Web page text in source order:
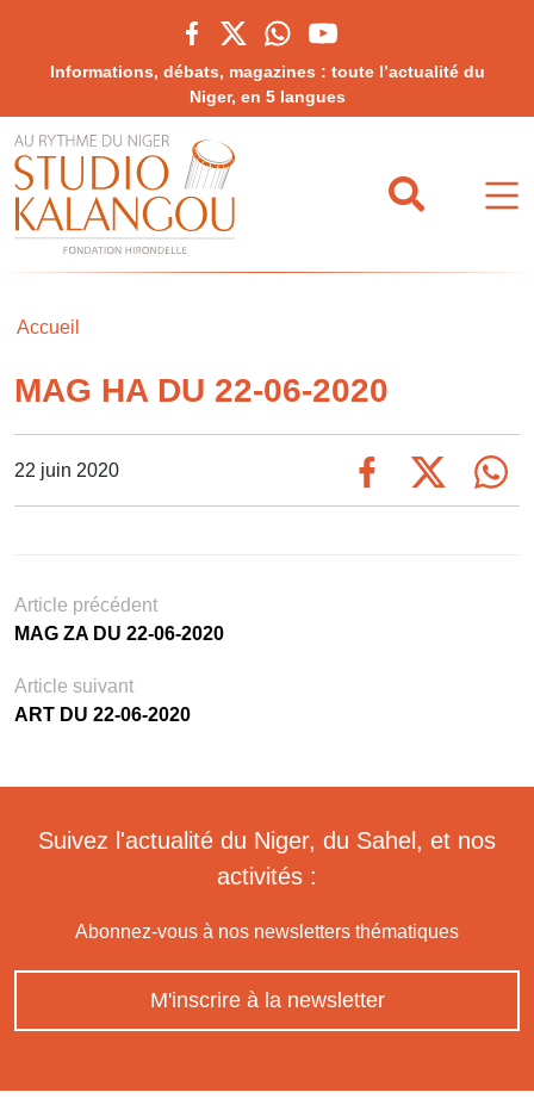
Informations, débats, magazines : toute l’actualité du
Niger, en 5 langues
Accueil
MAG HA DU 22-06-2020
22 juin 2020
Article précédent
MAG ZA DU 22-06-2020
Article suivant
ART DU 22-06-2020
Suivez l'actualité du Niger, du Sahel, et nos
activités :
Abonnez-vous à nos newsletters thématiques
M'inscrire à la newsletter